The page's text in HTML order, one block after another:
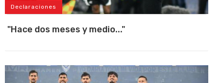
Declaraciones
"Hace dos meses y medio..."